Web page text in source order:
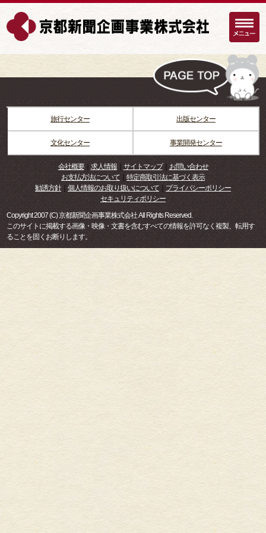
旅行センター 出版センター
文化センター 事業開発センター
会社概要｜ 求人情報｜ サイトマップ｜ お問い合わせ
お支払方法について ｜ 特定商取引法に基づく表示
勧誘方針｜ 個人情報のお取り扱いについて ｜ プライバシーポリシー
セキュリティポリシー
Copyright 2007 (C) 京都新聞企画事業株式会社 All Rights Reserved.
このサイトに掲載する画像・映像・文書を含むすべての情報を許可なく複製、転用す
ることを固くお断りします。